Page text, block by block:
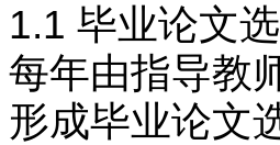
1.1 毕业论文
每年由指导教
形成毕业论文